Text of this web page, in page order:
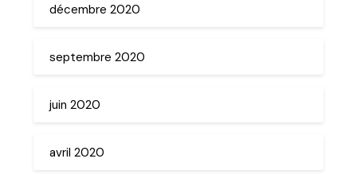
décembre 2020
septembre 2020
juin 2020
avril 2020